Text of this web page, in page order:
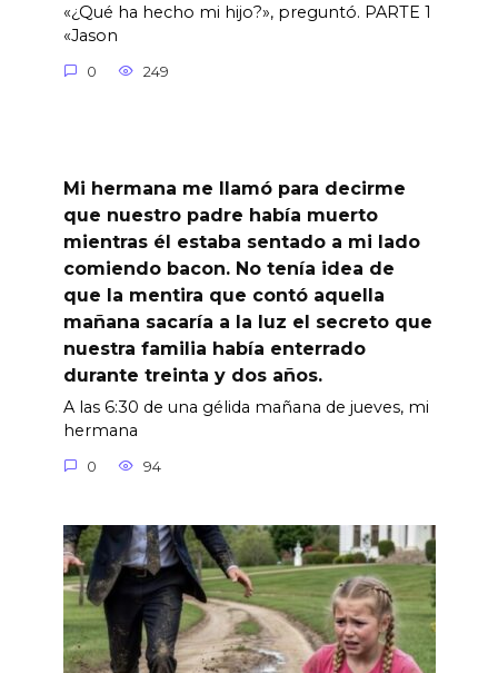
«¿Qué ha hecho mi hijo?», preguntó. PARTE 1
«Jason
0 249
Mi hermana me llamó para decirme
que nuestro padre había muerto
mientras él estaba sentado a mi lado
comiendo bacon. No tenía idea de
que la mentira que contó aquella
mañana sacaría a la luz el secreto que
nuestra familia había enterrado
durante treinta y dos años.
A las 6:30 de una gélida mañana de jueves, mi
hermana
0 94